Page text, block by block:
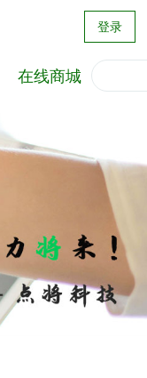
登录
在线商城